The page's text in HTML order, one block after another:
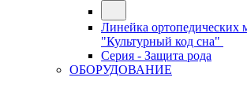
Линейка ортопедических
"Культурный код сна"
Серия - Защита рода
ОБОРУДОВАНИЕ